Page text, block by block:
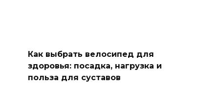
Как выбрать велосипед для
здоровья: посадка, нагрузка и
польза для суставов